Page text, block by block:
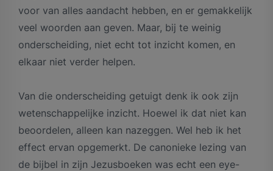
voor van alles aandacht hebben, en er gemakkelijk
veel woorden aan geven. Maar, bij te weinig
onderscheiding, niet echt tot inzicht komen, en
elkaar niet verder helpen.
Van die onderscheiding getuigt denk ik ook zijn
wetenschappelijke inzicht. Hoewel ik dat niet kan
beoordelen, alleen kan nazeggen. Wel heb ik het
effect ervan opgemerkt. De canonieke lezing van
de bijbel in zijn Jezusboeken was echt een eye-